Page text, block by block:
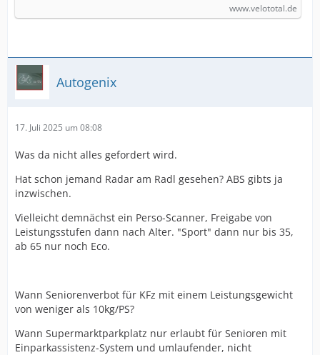
www.velototal.de
Autogenix
17. Juli 2025 um 08:08
Was da nicht alles gefordert wird.
Hat schon jemand Radar am Radl gesehen? ABS gibts ja
inzwischen.
Vielleicht demnächst ein Perso-Scanner, Freigabe von
Leistungsstufen dann nach Alter. "Sport" dann nur bis 35,
ab 65 nur noch Eco.
Wann Seniorenverbot für KFz mit einem Leistungsgewicht
von weniger als 10kg/PS?
Wann Supermarktparkplatz nur erlaubt für Senioren mit
Einparkassistenz-System und umlaufender, nicht